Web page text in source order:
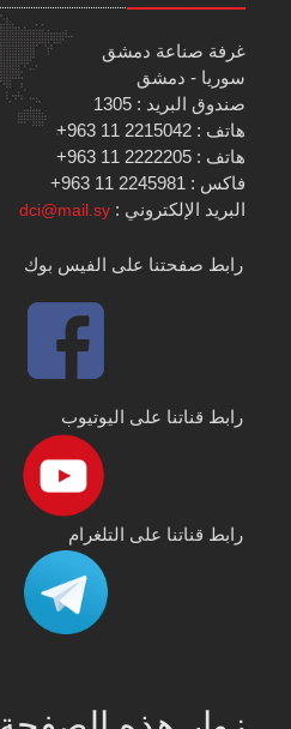
غرفة صناعة دمشق
سوريا - دمشق
صندوق البريد : 1305
هاتف : 2215042 11 963+
هاتف : 2222205 11 963+
فاكس : 2245981 11 963+
البريد الإلكتروني :dci@mail.sy
رابط صفحتنا على الفيس بوك
رابط قناتنا على اليوتيوب
رابط قناتنا على التلغرام